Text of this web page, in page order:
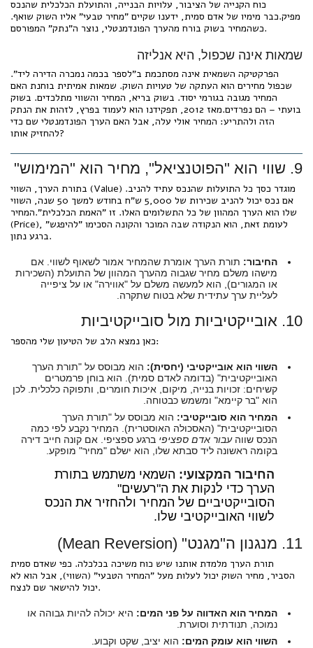
כוח הקנייה של הציבור, עלויות הבנייה, והתועלת הכלכלית שהנכס
מפיק.כבר מימיו של אדם סמית, ידענו שקיים "מחיר טבעי" אליו השוק שואף.
כשהמחיר בשוק בורח מהערך הפונדמנטלי, נוצר ה"נתק" המפורסם.
שמאות אינה שכפול, היא אנליזה
הפרקטיקה השמאית אינה מסתכמת ב"לספר בכמה נמכרה הדירה ליד".
שכפול מחירים הוא העתקה של טעויות השוק. שמאות אמיתית בוחנת האם
המחיר מגובה בגורמי יסוד. בשוק בריא, המחיר והשווי מתלכדים. בשוק
בועתי – הם נפרדים.מאז 2012, תפקידנו הוא לעמוד בפרץ, לזהות את הנתק
הזה ולהתריע: המחיר אולי עלה, אבל האם הערך הפונדמנטלי שם כדי
להחזיק אותו?
9. שווי הוא "הפוטנציאל", מחיר הוא "המימוש"
בתורת הערך, השווי (Value) מוגדר כסך כל התועלות שהנכס עתיד להניב.
אם נכס יכול להניב שכירות של 5,000 ש"ח בחודש למשך 50 שנה, השווי
שלו הוא הערך המהוון של כל התשלומים האלו. זו "האמת הכלכלית".המחיר
(Price), לעומת זאת, הוא הנקודה שבה המוכר והקונה הסכימו "להיפגש"
ברגע נתון.
החיבור: תורת הערך אומרת שהמחיר אמור לשאוף לשווי. אם
מישהו משלם מחיר שגבוה מהערך המהוון של התועלת (השכירות
או המגורים), הוא למעשה משלם על "אווירה" או על ציפייה
לעליית ערך עתידית שלא בטוח שתקרה.
10. אובייקטיביות מול סובייקטיביות
כאן נמצא הלב של הטיעון שלי מהספר:
השווי הוא אובייקטיבי (יחסית): הוא מבוסס על "תורת הערך
האובייקטיבית" (בדומה לאדם סמית). הוא בוחן פרמטרים
קשיחים: זכויות בנייה, מיקום, איכות חומרים, ותפוקה כלכלית. לכן
הוא "בר קיימא" ומשמש כבטוחה.
המחיר הוא סובייקטיבי: הוא מבוסס על "תורת הערך
הסובייקטיבית" (האסכולה האוסטרית). המחיר נקבע לפי כמה
הנכס שווהעבור אדם ספציפי ברגע ספציפי. אם קונה חייב דירה
בקומה ראשונה ליד סבתא שלו, הוא ישלם "מחיר" מופקע.
החיבור המקצועי: השמאי משתמש בתורת
הערך כדי לנקות את ה"רעשים"
הסובייקטיביים של המחיר ולהחזיר את הנכס
לשווי האובייקטיבי שלו.
11. מנגנון ה"מגנט" (Mean Reversion)
תורת הערך מלמדת אותנו שיש כוח משיכה בכלכלה. כפי שאדם סמית
הסביר, מחיר השוק יכול לעלות מעל "המחיר הטבעי" (השווי), אבל הוא לא
יכול להישאר שם לנצח.
המחיר הוא האדווה על פני המים: היא יכולה להיות גבוהה או
נמוכה, תנודתית וסוערת.
השווי הוא עומק המים: הוא יציב, שקט וקבוע.